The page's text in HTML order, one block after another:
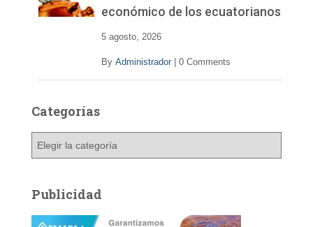
económico de los ecuatorianos
5 agosto, 2026
By Administrador 0 Comments
Categorías
g
o
Publicidad